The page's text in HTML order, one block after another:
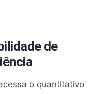
de
o quantitativo